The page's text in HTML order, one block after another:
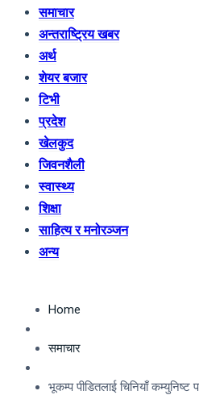
समाचार
अन्तराष्ट्रिय खबर
अर्थ
शेयर बजार
टिभी
प्रदेश
खेलकुद
जिवनशैली
स्वास्थ्य
शिक्षा
साहित्य र मनोरञ्जन
अन्य
Home
समाचार
भूकम्प पीडितलाई चिनियाँ कम्युनिष्ट